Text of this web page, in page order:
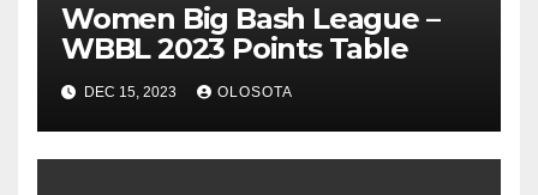
Women Big Bash League –
WBBL 2023 Points Table
DEC 15, 2023 OLOSOTA